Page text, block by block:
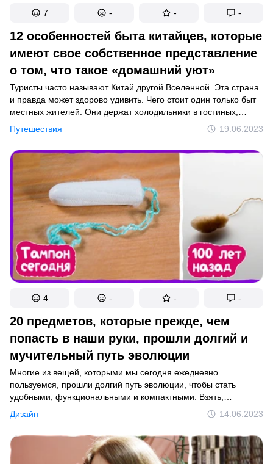
12 особенностей быта китайцев, которые
имеют свое собственное представление
о том, что такое «домашний уют»
Путешествия 19.06.2023
Туристы часто называют Китай другой Вселенной. Эта страна
и правда может здорово удивить. Чего стоит один только быт
местных жителей. Они держат холодильники в гостиных,
а унитазы — рядом с кроватями, предпочитают посуду
не мыть, а сушить. О чем тут говорить, если даже обычные
стиральные машинки у них выглядят совсем иначе?
7 - - -
20 предметов, которые прежде, чем
попасть в наши руки, прошли долгий и
мучительный путь эволюции
Дизайн 14.06.2023
Многие из вещей, которыми мы сегодня ежедневно
пользуемся, прошли долгий путь эволюции, чтобы стать
удобными, функциональными и компактными. Взять,
к примеру, обычные прокладки. Понадобились десятилетия
исследований и экспериментов ученых, чтобы эти предметы
гигиены обрели современный вид.Или, допустим,
водонагреватель. Раньше эта махина занимала чуть ли
не целое помещение в доме, а сегодня — органично висит
4 - - -